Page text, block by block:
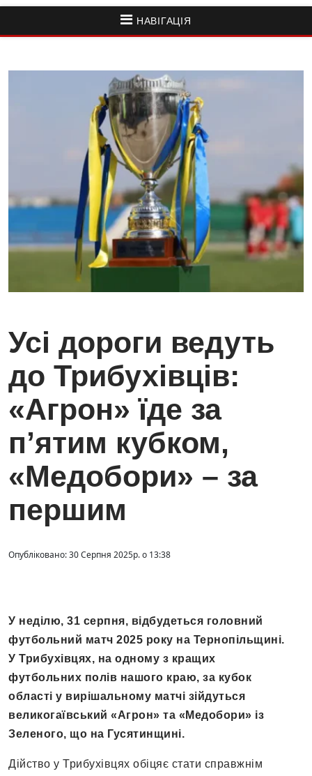
НАВІГАЦІЯ
Усі дороги ведуть
до Трибухівців:
«Агрон» їде за
п’ятим кубком,
«Медобори» – за
першим
Опубліковано: 30 Серпня 2025р. о 13:38
У неділю, 31 серпня, відбудеться головний
футбольний матч 2025 року на Тернопільщині.
У Трибухівцях, на одному з кращих
футбольних полів нашого краю, за кубок
області у вирішальному матчі зійдуться
великогаївський «Агрон» та «Медобори» із
Зеленого, що на Гусятинщині.
Дійство у Трибухівцях обіцяє стати справжнім